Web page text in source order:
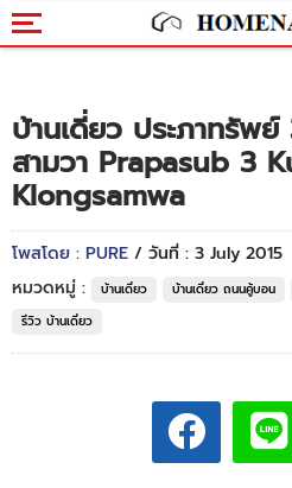
บ้านเดี่ยว ประภาทรัพ
สามวา Prapasub 3
Klongsamwa
โพสโดย : PURE / วันที่ : 3 July 2015
หมวดหมู่ :
บ้านเดี่ยว บ้านเดี่ยว ถนนคู้บอน
รีวิว บ้านเดี่ยว